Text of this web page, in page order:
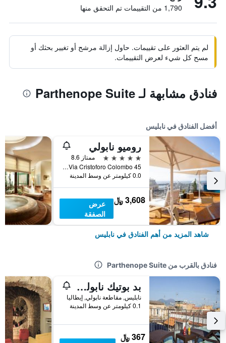
1,790 من التقييمات تم التحقق منها
لم يتم العثور على تقييمات. حاول إزالة مرشح أو تغيير بحثك أو
مسح كل شيء لعرض التقييمات.
فنادق مشابهة لـ Parthenope Suite
أفضل الفنادق في نابليس
روميو نابولي
5 نجوم
ممتاز 8.6
Via Cristoforo Colombo 45, نابليس, مقاطعة نابولي, إيطاليا
0.0 كيلومتر عن وسط المدينة
3,608 ﷼
عرض
الصفقة
شاهد المزيد من أهم الفنادق في نابليس
فنادق بالقرب من Parthenope Suite
بد بوتيك نابولي كلرز
نابليس, مقاطعة نابولي, إيطاليا
0.1 كيلومتر عن وسط المدينة
367 ﷼